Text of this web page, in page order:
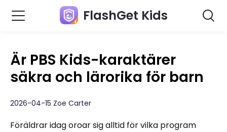
FlashGet Kids
Är PBS Kids-karaktärer
säkra och lärorika för barn
2026-04-15 Zoe Carter
Föräldrar idag oroar sig alltid för vilka program